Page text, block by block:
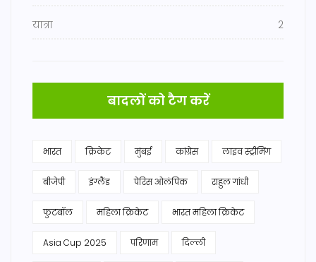
यात्रा 2
बादलों को टैग करें
भारत क्रिकेट मुंबई कांग्रेस लाइव स्ट्रीमिंग
बीजेपी इंग्लैंड पेरिस ओलंपिक राहुल गांधी
फुटबॉल महिला क्रिकेट भारत महिला क्रिकेट
Asia Cup 2025 परिणाम दिल्ली